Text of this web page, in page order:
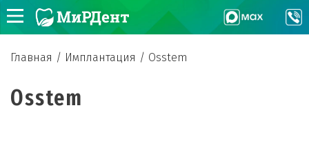
Главная / Имплантация / Osstem
Osstem